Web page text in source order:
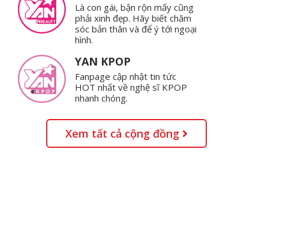
Là con gái, bận rộn mấy cũng
phải xinh đẹp. Hãy biết chăm
sóc bản thân và để ý tới ngoại
hình.
YAN KPOP
Fanpage cập nhật tin tức
HOT nhất về nghệ sĩ KPOP
nhanh chóng.
Xem tất cả cộng đồng